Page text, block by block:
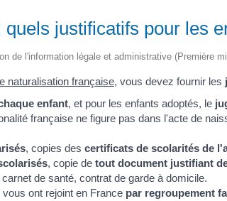
quels justificatifs pour les
de l'information légale et administrative (Première
naturalisation française, vous devez fournir les
enfant, et pour les enfants adoptés, le
française ne figure pas dans l'acte de
, copies des certificats de scolarités de
, copie de tout document justifiant
de santé, contrat de garde à domicile.
ont rejoint en France par regroupement